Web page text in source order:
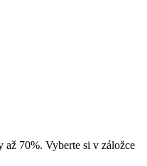
70%. Vyberte si v záložce